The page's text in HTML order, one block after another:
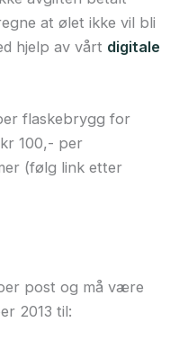
at ølet ikke vil bli
hjelp av vårt digitale
flaskebrygg for
100,- per
(følg link etter
post og må være
2013 til: